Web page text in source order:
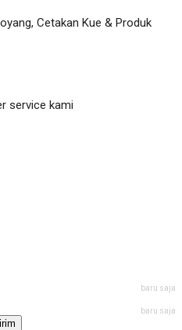
Cetakan Kue & Produk
service kami
baru saja
baru saja